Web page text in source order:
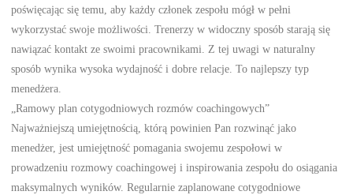
poświęcając się temu, aby każdy członek zespołu mógł w pełni
wykorzystać swoje możliwości. Trenerzy w widoczny sposób starają się
nawiązać kontakt ze swoimi pracownikami. Z tej uwagi w naturalny
sposób wynika wysoka wydajność i dobre relacje. To najlepszy typ
menedżera.
„Ramowy plan cotygodniowych rozmów coachingowych”
Najważniejszą umiejętnością, którą powinien Pan rozwinąć jako
menedżer, jest umiejętność pomagania swojemu zespołowi w
prowadzeniu rozmowy coachingowej i inspirowania zespołu do osiągania
maksymalnych wyników. Regularnie zaplanowane cotygodniowe